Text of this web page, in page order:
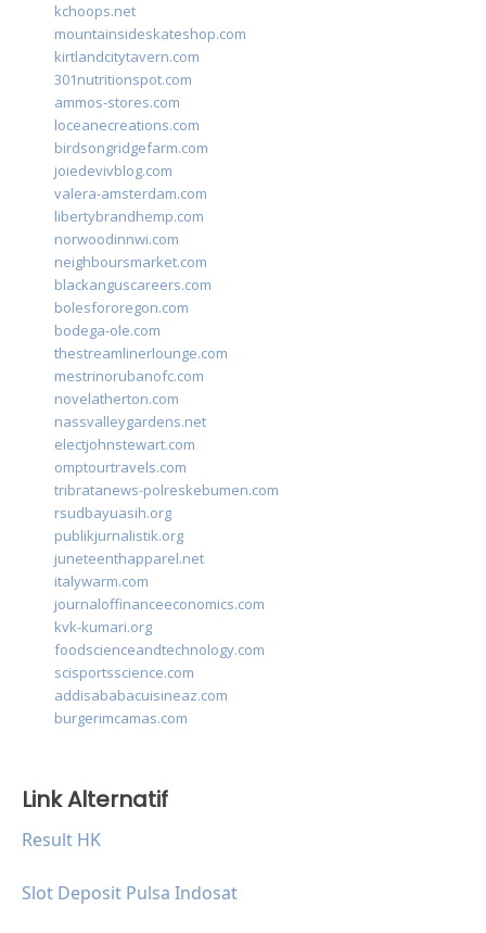
kchoops.net
mountainsideskateshop.com
kirtlandcitytavern.com
301nutritionspot.com
ammos-stores.com
loceanecreations.com
birdsongridgefarm.com
joiedevivblog.com
valera-amsterdam.com
libertybrandhemp.com
norwoodinnwi.com
neighboursmarket.com
blackanguscareers.com
bolesfororegon.com
bodega-ole.com
thestreamlinerlounge.com
mestrinorubanofc.com
novelatherton.com
nassvalleygardens.net
electjohnstewart.com
omptourtravels.com
tribratanews-polreskebumen.com
rsudbayuasih.org
publikjurnalistik.org
juneteenthapparel.net
italywarm.com
journaloffinanceeconomics.com
kvk-kumari.org
foodscienceandtechnology.com
scisportsscience.com
addisababacuisineaz.com
burgerimcamas.com
Link Alternatif
Result HK
Slot Deposit Pulsa Indosat